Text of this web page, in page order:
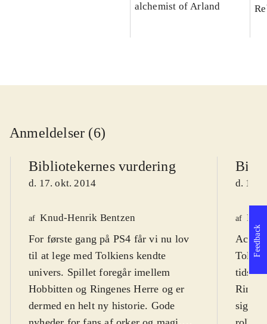
alchemist of Arland
Anmeldelser (6)
Bibliotekernes vurdering
d. 17. okt. 2014
af Knud-Henrik Bentzen
For første gang på PS4 får vi nu lov
til at lege med Tolkiens kendte
univers. Spillet foregår imellem
Hobbitten og Ringenes Herre og er
dermed en helt ny historie. Gode
d. 19.
af
sig til
Feedback